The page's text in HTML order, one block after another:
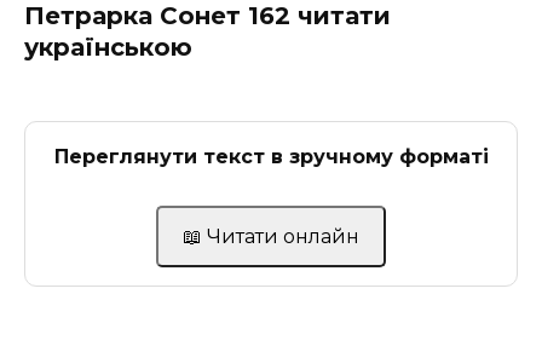
Петрарка Сонет 162 читати
українською
Переглянути текст в зручному форматі
📖 Читати онлайн